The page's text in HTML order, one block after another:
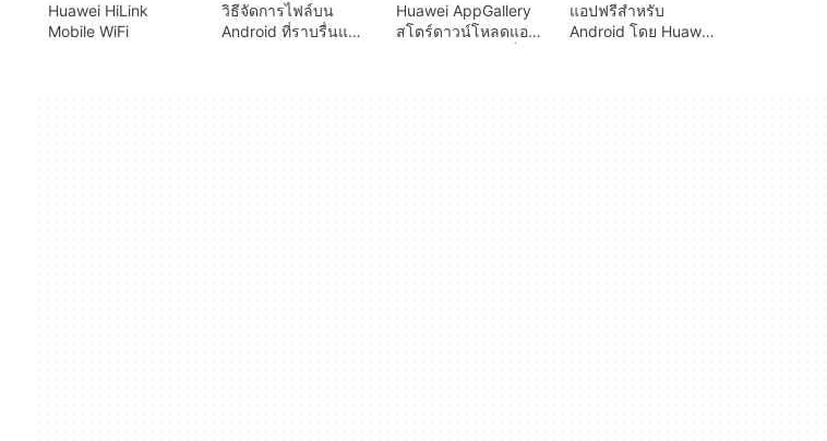
Huawei HiLink
Mobile WiFi
วิธีจัดการไฟล์บน
Android ที่ราบรื่นและ
Huawei AppGallery
สโตร์ดาวน์โหลดแอป
แอปฟรีสำหรับ
Android โดย Huawei